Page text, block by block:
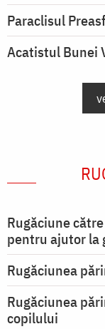
Paraclisul
Acatistul Bunei
Rugăciune
pentru ajutor la
Rugăciunea
Rugăciunea
copilului